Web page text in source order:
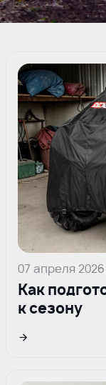
07 апреля 2026
Как
к сезону
Подрбнее